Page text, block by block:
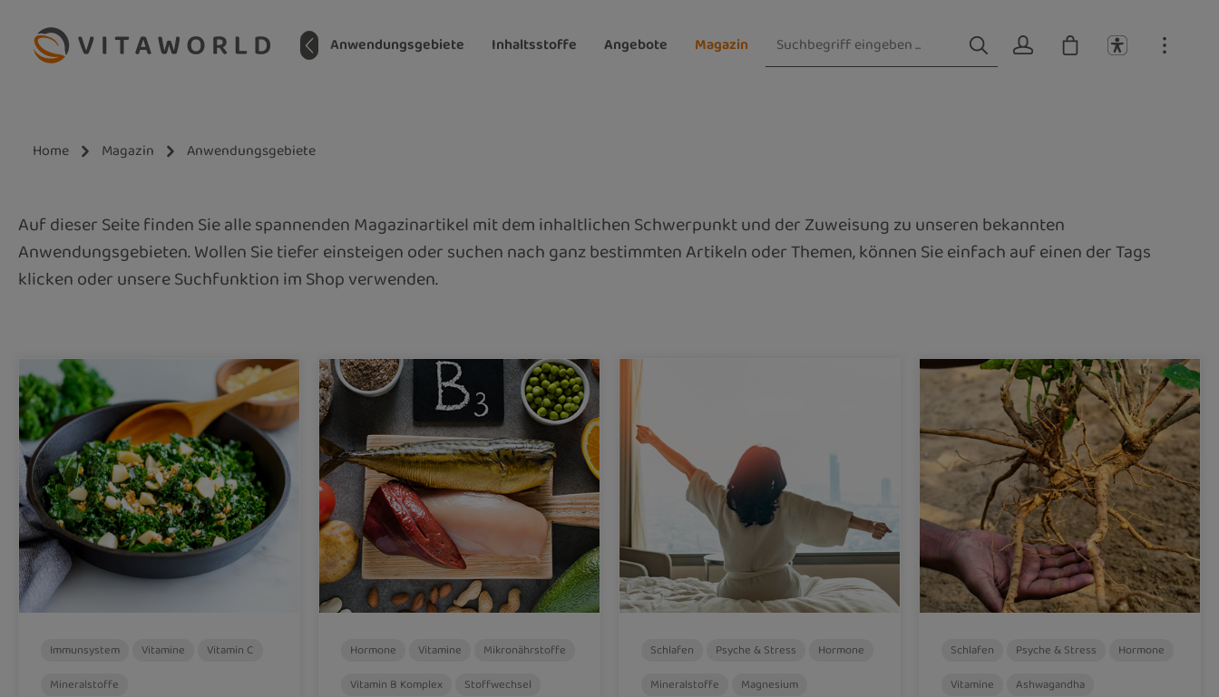
Hauptinhalt springen
Zur Suche springen
Zur Hauptnavigation springen
Home Anwendungsgebiete Inhaltsstoffe Angebote Magazin
Home Magazin Anwendungsgebiete
Auf dieser Seite finden Sie alle spannenden Magazinartikel mit dem inhaltlichen Schwerpunkt und der Zuweisung zu unseren bekannten
Anwendungsgebieten. Wollen Sie tiefer einsteigen oder suchen nach ganz bestimmten Artikeln oder Themen, können Sie einfach auf einen der Tags
klicken oder unsere Suchfunktion im Shop verwenden.
Immunsystem Vitamine
Vitamin C
Mineralstoffe
Hormone Vitamine
Mikronährstoffe
Vitamin B Komplex
Stoffwechsel
Schlafen Psyche & Stress
Hormone
Mineralstoffe
Magnesium
Schlafen Psyche & Stress
Hormone
Vitamine
Ashwagandha